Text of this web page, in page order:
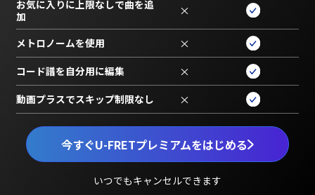
今すぐU-FRETプレミアムをはじめる
いつでもキャンセルできます
お気に入りに上限なしで曲を追
加
×
メトロノームを使用 ×
コード譜を自分用に編集 ×
動画プラスでスキップ制限なし ×